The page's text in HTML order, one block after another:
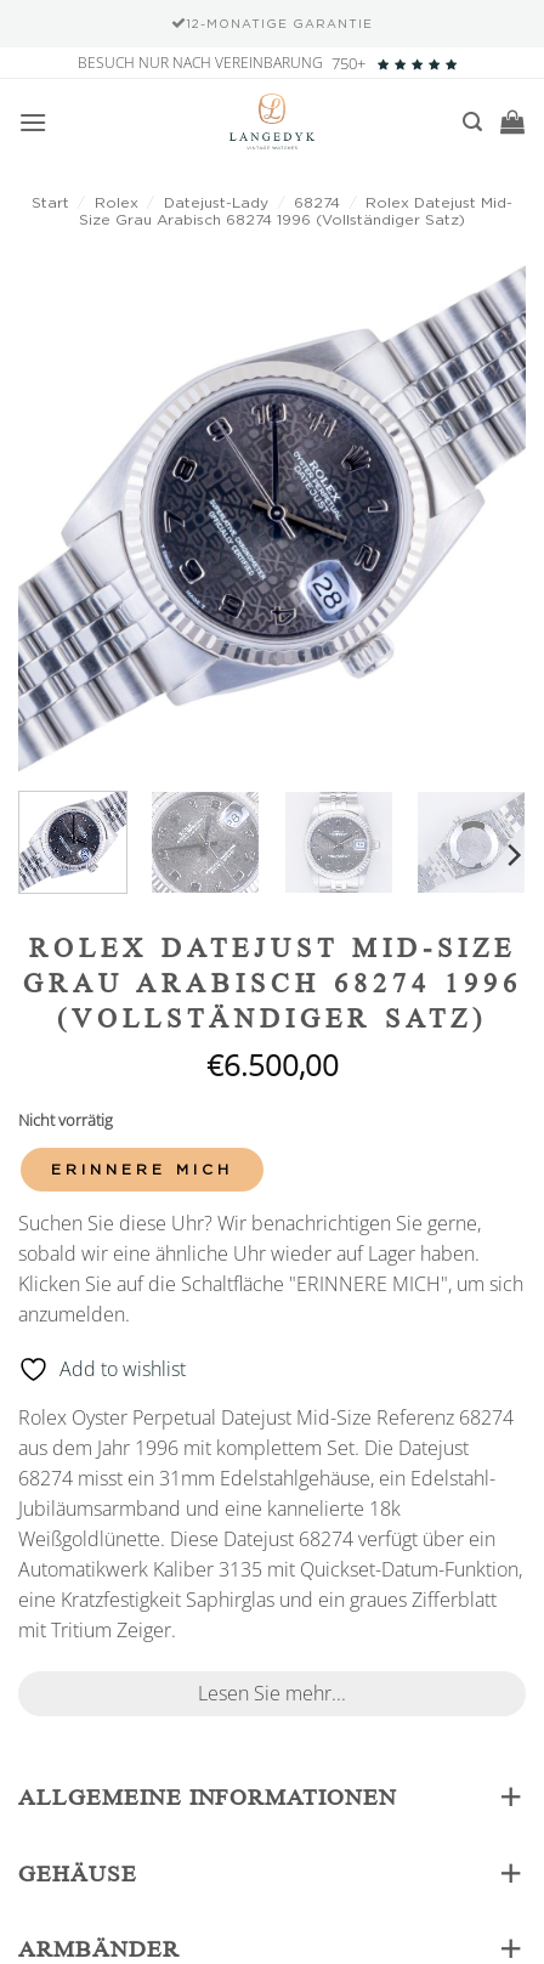
12-MONATIGE GARANTIE
springen
BESUCH NUR NACH VEREINBARUNG 750+
Start Rolex Datejust-Lady 68274
Rolex Datejust Mid-
Size Grau Arabisch 68274 1996 (Vollständiger Satz)
Add to
wishlist
ROLEX DATEJUST MID-SIZE
GRAU ARABISCH 68274 1996
(VOLLSTÄNDIGER SATZ)
€6.500,00
Nicht vorrätig
ERINNERE MICH
Suchen Sie diese Uhr? Wir benachrichtigen Sie gerne,
sobald wir eine ähnliche Uhr wieder auf Lager haben.
Klicken Sie auf die Schaltfläche "ERINNERE MICH", um sich
anzumelden.
Add to wishlist
Rolex Oyster Perpetual Datejust Mid-Size Referenz 68274
aus dem Jahr 1996 mit komplettem Set. Die Datejust
68274 misst ein 31mm Edelstahlgehäuse, ein Edelstahl-
Jubiläumsarmband und eine kannelierte 18k
Weißgoldlünette. Diese Datejust 68274 verfügt über ein
Automatikwerk Kaliber 3135 mit Quickset-Datum-Funktion,
eine Kratzfestigkeit Saphirglas und ein graues Zifferblatt
mit Tritium Zeiger.
Lesen Sie mehr...
ALLGEMEINE INFORMATIONEN
GEHÄUSE
ARMBÄNDER